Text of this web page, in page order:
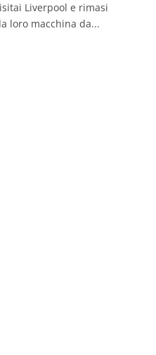
Liverpool e rimasi
loro macchina da...